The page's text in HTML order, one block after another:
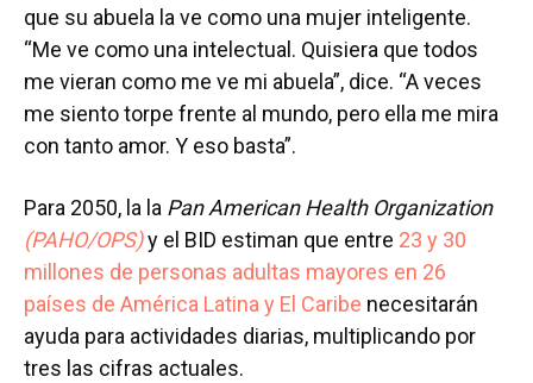
que su abuela la ve como una mujer inteligente.
“Me ve como una intelectual. Quisiera que todos
me vieran como me ve mi abuela”, dice. “A veces
me siento torpe frente al mundo, pero ella me mira
con tanto amor. Y eso basta”.
Para 2050, la la Pan American Health Organization
(PAHO/OPS)y el BID estiman que entre 23 y 30
millones de personas adultas mayores en 26
países de América Latina y El Caribe necesitarán
ayuda para actividades diarias, multiplicando por
tres las cifras actuales.